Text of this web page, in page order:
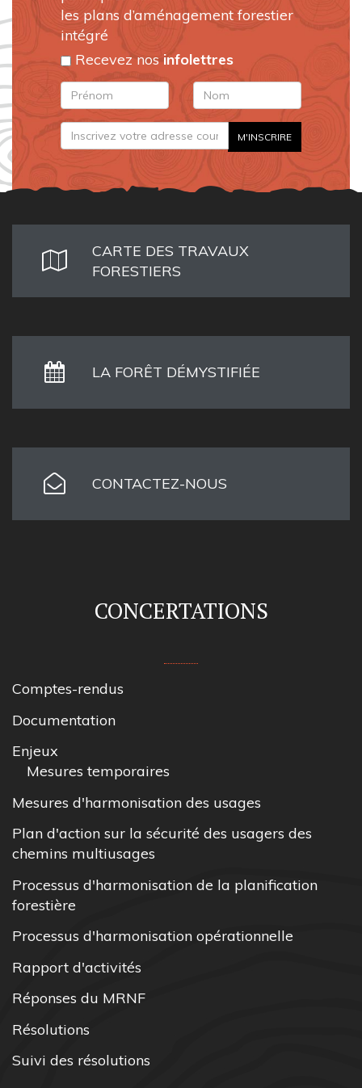
les plans d’aménagement forestier
intégré
Recevez nosinfolettres
CARTE DES TRAVAUX
FORESTIERS
LA FORÊT DÉMYSTIFIÉE
CONTACTEZ-NOUS
CONCERTATIONS
Comptes-rendus
Documentation
Enjeux
Mesures temporaires
Mesures d'harmonisation des usages
Plan d'action sur la sécurité des usagers des
chemins multiusages
Processus d'harmonisation de la planification
forestière
Processus d'harmonisation opérationnelle
Rapport d'activités
Réponses du MRNF
Résolutions
Suivi des résolutions